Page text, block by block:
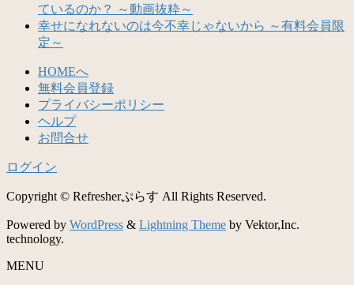
ているのか？ ～動画抜粋～
幸せになれないのは今不幸じゃないから ～有料会員限
定～
HOMEへ
無料会員登録
プライバシーポリシー
ヘルプ
お問合せ
ログイン
Copyright © Refresherぷらす All Rights Reserved.
Powered by WordPress & Lightning Theme by Vektor,Inc.
technology.
MENU